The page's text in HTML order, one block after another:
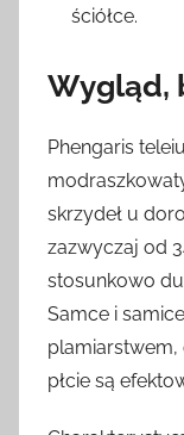
ściółce.
Wygląd,
Phengaris
skrzydeł u
zazwyczaj od
stosunkowo
Samce i
plamiarstwem,
płcie są